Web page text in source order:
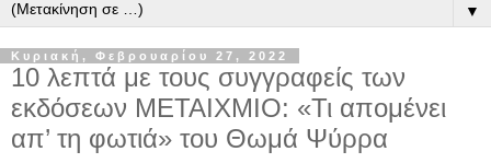
▼
Κυριακή, Φεβρουαρίου 27, 2022
10 λεπτά με τους συγγραφείς των
εκδόσεων ΜΕΤΑΙΧΜΙΟ: «Τι απομένει
απ’ τη φωτιά» του Θωμά Ψύρρα